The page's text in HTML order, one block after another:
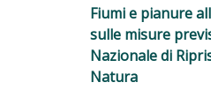
Fiumi e pianure
sulle misure
Nazionale di
Natura